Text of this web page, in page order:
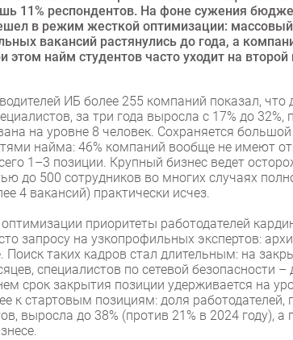
11% респондентов. На фоне сужения
в режим жесткой оптимизации:
вакансий растянулись до года, а
этом найм студентов часто уходит на второй
ИБ более 255 компаний показал,
за три года выросла с 17% до
на уровне 8 человек. Сохраняется
найма: 46% компаний вообще не имеют
1–3 позиции. Крупный бизнес ведет
до 500 сотрудников во многих случаях
4 вакансий) практически исчез.
приоритеты работодателей
запросу на узкопрофильных экспертов:
Поиск таких кадров стал длительным: на
специалистов по сетевой безопасности
срок закрытия позиции удерживается на
к стартовым позициям: доля
выросла до 38% (против 21% в 2024 году),